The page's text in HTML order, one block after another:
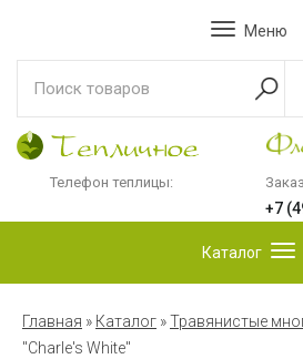
Меню
Телефон теплицы:
+7
Каталог
Главная » Каталог »Травянистые
"Charle's White"